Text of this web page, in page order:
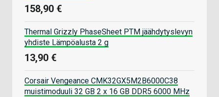
158,90 €
Thermal Grizzly PhaseSheet PTM jäähdytyslevyn
yhdiste Lämpöalusta 2 g
13,90 €
Corsair Vengeance CMK32GX5M2B6000C38
muistimoduuli 32 GB 2 x 16 GB DDR5 6000 MHz